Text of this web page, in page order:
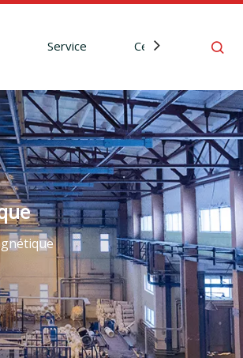
Service Centre d'Information